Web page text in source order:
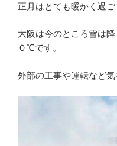
正月はとても暖かく過ご
大阪は今のところ雪は
０℃です。
外部の工事や運転など